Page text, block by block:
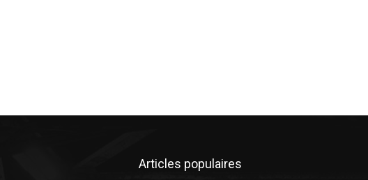
Articles populaires